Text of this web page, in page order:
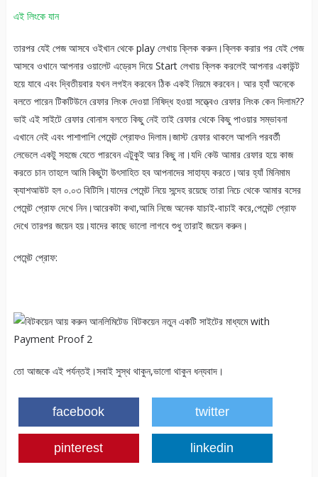
এই লিংকে যান
তারপর যেই পেজ আসবে ওইখান থেকে play লেখায় ক্লিক করুন।ক্লিক করার পর যেই পেজ
আসবে ওখানে আপনার ওয়ালেট এড্রেস দিয়ে Start লেখায় ক্লিক করলেই আপনার একাউন্ট
হয়ে যাবে এবং দ্বিতীয়বার যখন লগইন করবেন ঠিক একই নিয়মে করবেন। আর হ্যাঁ অনেকে
বলতে পারেন টিকটিউনে রেফার লিংক দেওয়া নিষিদ্ধ হওয়া সত্ত্বেও রেফার লিংক কেন দিলাম??
ভাই এই সাইটে রেফার বোনাস বলতে কিছু নেই তাই রেফার থেকে কিছু পাওয়ার সম্ভাবনা
এখানে নেই এবং পাশাপাশি পেমেন্ট প্রোফও দিলাম।জাস্ট রেফার থাকলে আপনি পরবর্তী
লেভেলে একটু সহজে যেতে পারবেন এটুকুই আর কিছু না।যদি কেউ আমার রেফার হয়ে কাজ
করতে চান তাহলে আমি কিছুটা উৎসাহিত হব আপনাদের সাহায্য করতে।আর হ্যাঁ মিনিমাম
ক্যাশআউট হল ০.০৩ বিটিসি।যাদের পেমেন্ট নিয়ে সন্দেহ রয়েছে তারা নিচে থেকে আমার বসের
পেমেন্ট প্রোফ দেখে নিন।আরেকটা কথা,আমি নিজে অনেক যাচাই-বাচাই করে,পেমেন্ট প্রোফ
দেখে তারপর জয়েন হয়।যাদের কাছে ভালো লাগবে শুধু তারাই জয়েন করুন।
পেমেন্ট প্রোফ:
তো আজকে এই পর্যন্তই।সবাই সুস্থ থাকুন,ভালো থাকুন ধন্যবাদ।
facebook twitter
pinterest linkedin